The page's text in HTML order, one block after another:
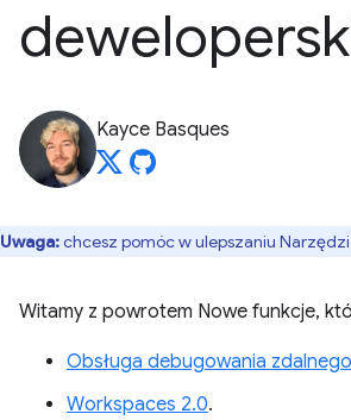
Kayce Basques
Uwaga:chcesz pomóc w ulepszaniu
Witamy z powrotem Nowe funkcje,
Obsługa debugowania
Workspaces 2.0.